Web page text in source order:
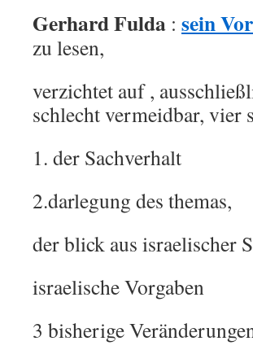
Gerhard Fulda : sein
zu lesen,
verzichtet auf ,
schlecht vermeidbar, vier
1. der Sachverhalt
2.darlegung des themas,
der blick aus israelischer
israelische Vorgaben
3 bisherige